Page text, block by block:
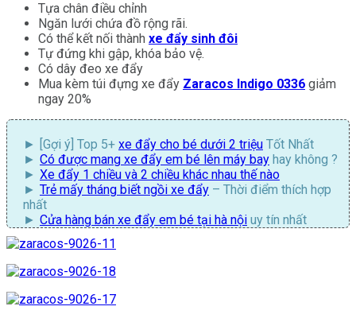
Tựa chân điều chỉnh
Ngăn lưới chứa đồ rộng rãi.
Có thể kết nối thành xe đẩy sinh đôi
Tự đứng khi gập, khóa bảo vệ.
Có dây đeo xe đẩy
Mua kèm túi đựng xe đẩy Zaracos Indigo 0336 giảm
ngay 20%
[Gợi ý] Top 5+ xe đẩy cho bé dưới 2 triệu Tốt Nhất
Có được mang xe đẩy em bé lên máy bay hay không ?
Xe đẩy 1 chiều và 2 chiều khác nhau thế nào
Trẻ mấy tháng biết ngồi xe đẩy – Thời điểm thích hợp
nhất
Cửa hàng bán xe đẩy em bé tại hà nội uy tín nhất